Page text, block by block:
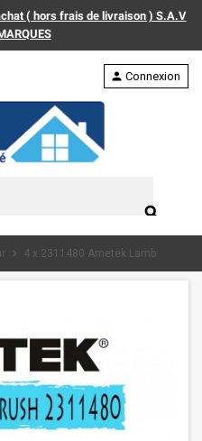
( hors frais de livraison ) S.A.V
search
person Connexion
chevron_right 4 x 2311480 Ametek Lamb